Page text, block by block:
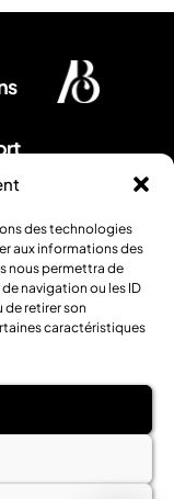
des technologies
aux informations des
nous permettra de
navigation ou les ID
de retirer son
caractéristiques